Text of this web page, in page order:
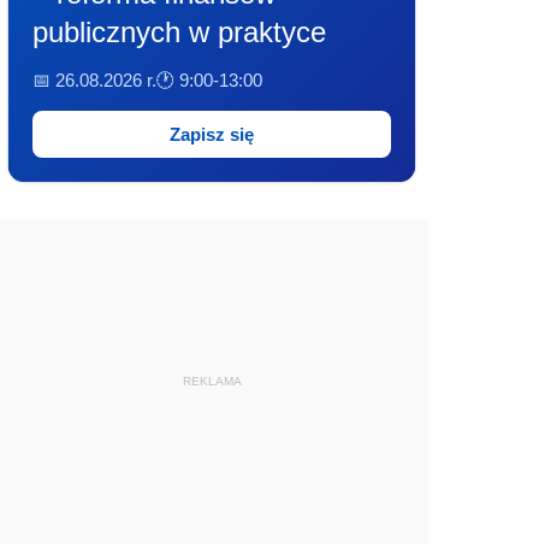
publicznych w praktyce
📅 26.08.2026 r.🕐 9:00-13:00
Zapisz się
REKLAMA